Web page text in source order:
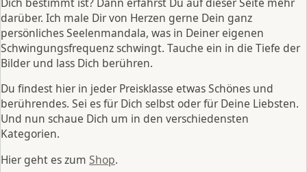
darüber. Ich male Dir von Herzen gerne Dein ganz
persönliches Seelenmandala, was in Deiner eigenen
Schwingungsfrequenz schwingt. Tauche ein in die Tiefe der
Bilder und lass Dich berühren.
Du findest hier in jeder Preisklasse etwas Schönes und
berührendes. Sei es für Dich selbst oder für Deine Liebsten.
Und nun schaue Dich um in den verschiedensten
Kategorien.
Hier geht es zum Shop.